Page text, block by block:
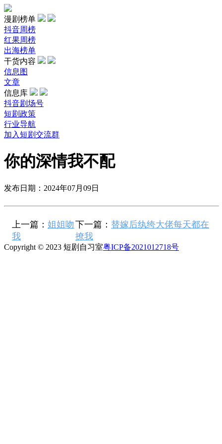
漫剧榜单
抖音周榜
红果周榜
出海榜单
干货内容
信息图
文章
信息库
抖音剧场号
短剧政策
行业导航
加入短剧交流群
你的深情我不配
发布日期：2024年07月09日
上一篇： 姐姐吻
我
下一篇： 替嫁后纨绔大佬每天都在
撩我
Copyright © 2023 短剧自习室粤ICP备2021012718号